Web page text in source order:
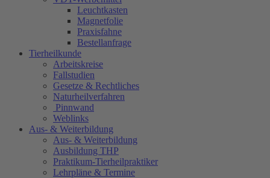
Leuchtkasten
Magnetfolie
Praxisfahne
Bestellanfrage
Tierheilkunde
Arbeitskreise
Fallstudien
Gesetze & Rechtliches
Naturheilverfahren
Pinnwand
Weblinks
Aus- & Weiterbildung
Aus- & Weiterbildung
Ausbildung THP
Praktikum-Tierheilpraktiker
Lehrpläne & Termine